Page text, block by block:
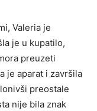
Valeria je
je u kupatilo,
preuzeti
je aparat i završila
preostale
nije bila znak